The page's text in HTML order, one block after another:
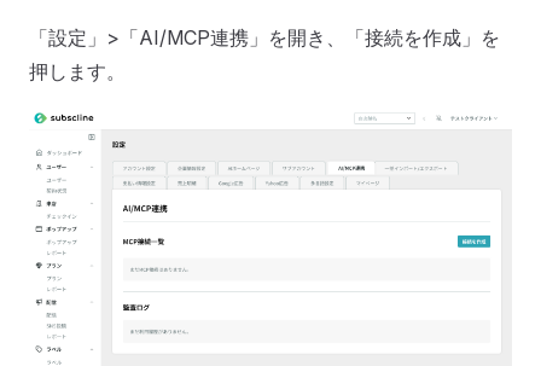
「設定」>「AI/MCP連携」を開き、「接続を作成」を
押します。